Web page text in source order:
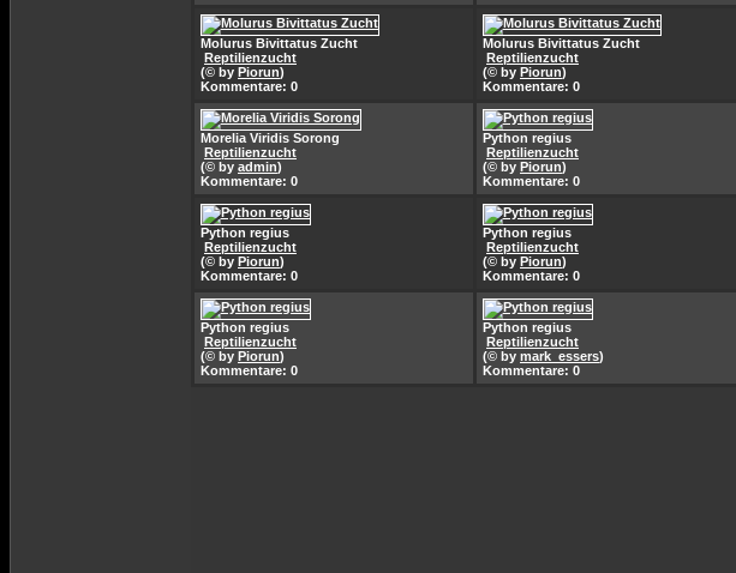
Molurus Bivittatus Zucht
Reptilienzucht
(© by Piorun)
Kommentare: 0
Molurus Bivittatus Zucht
Reptilienzucht
(© by Piorun)
Kommentare: 0
Morelia Viridis Sorong
Reptilienzucht
(© by admin)
Kommentare: 0
Python regius
Reptilienzucht
(© by Piorun)
Kommentare: 0
Python regius
Reptilienzucht
(© by Piorun)
Kommentare: 0
Python regius
Reptilienzucht
(© by Piorun)
Kommentare: 0
Python regius
Reptilienzucht
(© by Piorun)
Kommentare: 0
Python regius
Reptilienzucht
(© by mark_essers)
Kommentare: 0